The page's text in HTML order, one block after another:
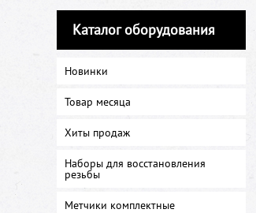
Каталог оборудования
Новинки
Товар месяца
Хиты продаж
Наборы для восстановления
резьбы
Метчики комплектные